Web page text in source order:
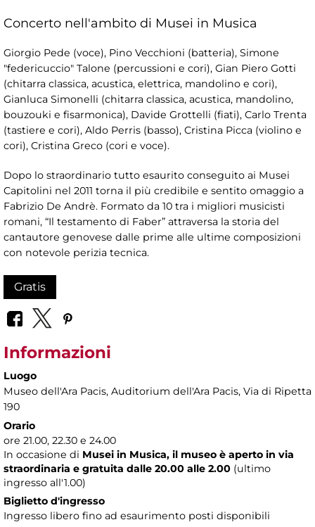
Concerto nell'ambito di Musei in Musica
Giorgio Pede (voce), Pino Vecchioni (batteria), Simone
"federicuccio" Talone (percussioni e cori), Gian Piero Gotti
(chitarra classica, acustica, elettrica, mandolino e cori),
Gianluca Simonelli (chitarra classica, acustica, mandolino,
bouzouki e fisarmonica), Davide Grottelli (fiati), Carlo Trenta
(tastiere e cori), Aldo Perris (basso), Cristina Picca (violino e
cori), Cristina Greco (cori e voce).
Dopo lo straordinario tutto esaurito conseguito ai Musei
Capitolini nel 2011 torna il più credibile e sentito omaggio a
Fabrizio De Andrè. Formato da 10 tra i migliori musicisti
romani, “Il testamento di Faber” attraversa la storia del
cantautore genovese dalle prime alle ultime composizioni
con notevole perizia tecnica.
Gratis
Informazioni
Luogo
Museo dell'Ara Pacis, Auditorium dell'Ara Pacis, Via di Ripetta
190
Orario
ore 21.00, 22.30 e 24.00
In occasione di Musei in Musica, il museo è aperto in via
straordinaria e gratuita dalle 20.00 alle 2.00 (ultimo
ingresso all'1.00)
Biglietto d'ingresso
Ingresso libero fino ad esaurimento posti disponibili